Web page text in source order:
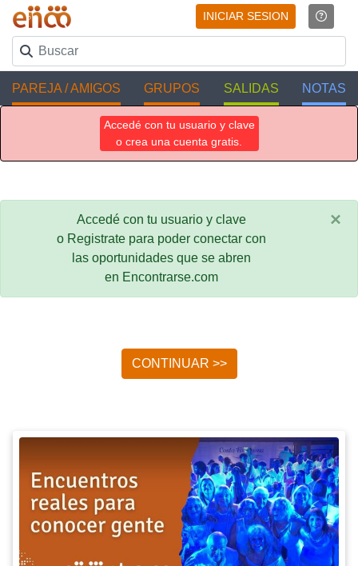
INICIAR SESION
PAREJA / AMIGOS GRUPOS SALIDAS NOTAS
Accedé con tu usuario y clave
o crea una cuenta gratis.
Accedé con tu usuario y clave
o Registrate para poder conectar con
las oportunidades que se abren
en Encontrarse.com
×
CONTINUAR >>